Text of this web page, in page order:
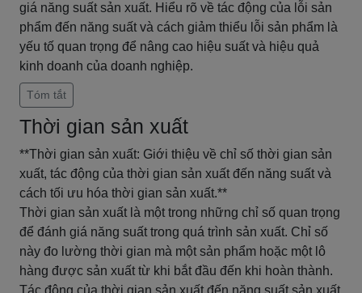
giá năng suất sản xuất. Hiểu rõ về tác động của lỗi sản
phẩm đến năng suất và cách giảm thiểu lỗi sản phẩm là
yếu tố quan trọng để nâng cao hiệu suất và hiệu quả
kinh doanh của doanh nghiệp.
Tóm tắt
Thời gian sản xuất
**Thời gian sản xuất: Giới thiệu về chỉ số thời gian sản
xuất, tác động của thời gian sản xuất đến năng suất và
cách tối ưu hóa thời gian sản xuất.**
Thời gian sản xuất là một trong những chỉ số quan trọng
để đánh giá năng suất trong quá trình sản xuất. Chỉ số
này đo lường thời gian mà một sản phẩm hoặc một lô
hàng được sản xuất từ khi bắt đầu đến khi hoàn thành.
Tác động của thời gian sản xuất đến năng suất sản xuất